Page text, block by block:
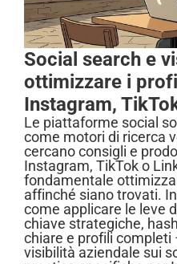
Social search e
ottimizzare i
Instagram,
Le piattaforme social
come motori di ricerca
cercano consigli e
Instagram, TikTok o
fondamentale
affinché siano trovati.
come applicare le leve
chiave strategiche,
chiare e profili completi
visibilità aziendale sui